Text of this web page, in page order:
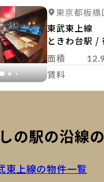
詳細を見る
東京都板橋
東武東上線
ときわ台駅 /
面積
賃料
の駅の沿線
東上線の物件一覧